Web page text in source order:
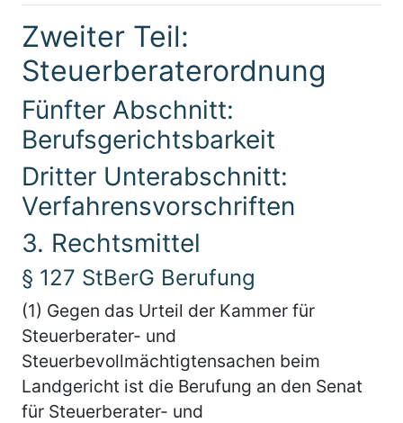
Zweiter Teil:
Steuerberaterordnung
Fünfter Abschnitt:
Berufsgerichtsbarkeit
Dritter Unterabschnitt:
Verfahrensvorschriften
3. Rechtsmittel
§ 127 StBerG Berufung
(1) Gegen das Urteil der Kammer für
Steuerberater- und
Steuerbevollmächtigtensachen beim
Landgericht ist die Berufung an den Senat
für Steuerberater- und